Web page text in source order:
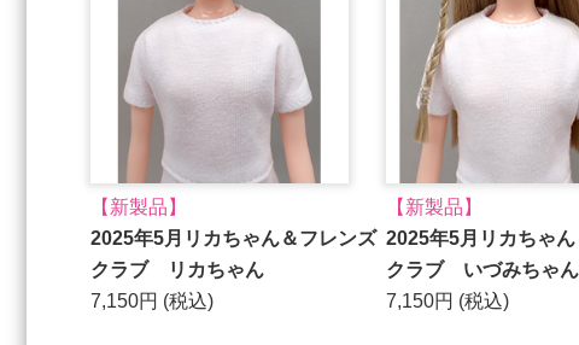
【新製品】
2025年5月リカちゃん＆フレンズ
クラブ リカちゃん
7,150円 (税込)
【新製品】
2025年5月リカちゃ
クラブ いづみちゃん
7,150円 (税込)